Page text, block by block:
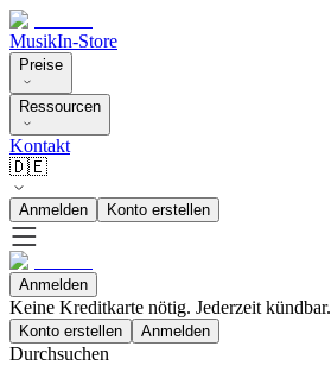
MusikIn-Store
Preise
Ressourcen
Kontakt
🇩🇪
Anmelden Konto erstellen
Anmelden
Keine Kreditkarte nötig. Jederzeit kündbar.
Konto erstellen Anmelden
Durchsuchen